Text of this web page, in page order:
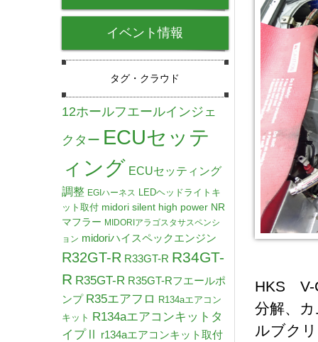
HKS V-
分解、
ルブク
イベント情報
タグ・クラウド
12ホールフエールインジェ
クター ECUセッテ
ィング ECUセッティング
調整 EGIハーネス LEDヘッドライトキ
ット取付 midori silent high power NR
マフラー MIDORIアラゴスタサスペンシ
ョン midoriハイスペックエンジン
R32GT-R R33GT-R R34GT-
R R35GT-R R35GT-Rフエールポ
ンプ R35エアフロ R134aエアコン
キット R134aエアコンキットタ
イプⅡ
r134aエアコンキット取付